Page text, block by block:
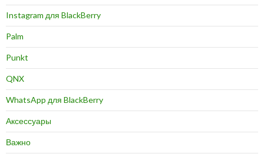
Instagram для BlackBerry
Palm
Punkt
QNX
WhatsApp для BlackBerry
Аксессуары
Важно